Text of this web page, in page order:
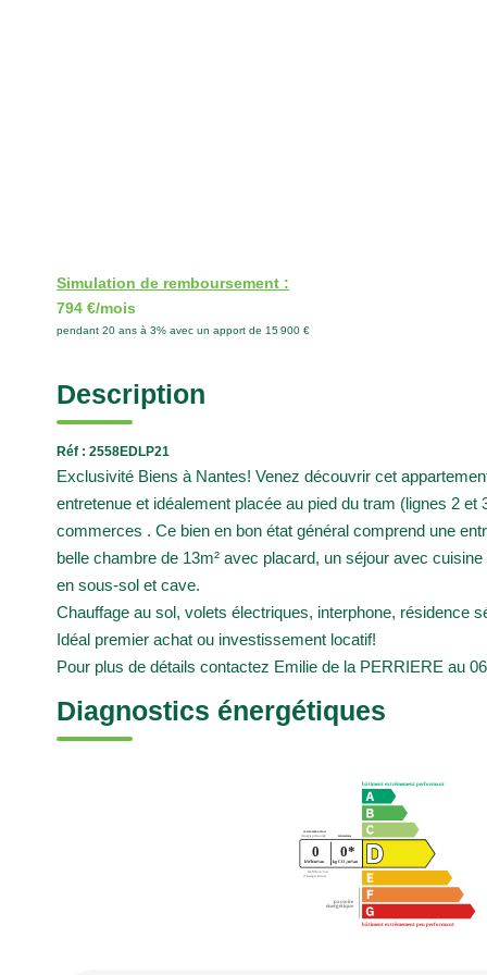
Simulation de remboursement :
794 €/mois
pendant 20 ans à 3% avec un apport de 15 900 €
Description
Réf : 2558EDLP21
Exclusivité Biens à Nantes! Venez découvrir cet
entretenue et idéalement placée au pied du tram (lignes 2
commerces . Ce bien en bon état général comprend une
belle chambre de 13m² avec placard, un séjour avec
en sous-sol et cave.
Chauffage au sol, volets électriques, interphone, résidence
Idéal premier achat ou investissement locatif!
Pour plus de détails contactez Emilie de la PERRIERE au
Diagnostics énergétiques